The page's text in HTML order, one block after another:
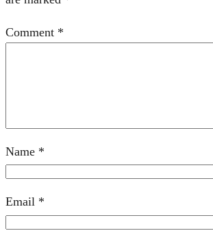
Comment *
Name *
Email *